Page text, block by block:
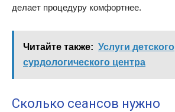
делает процедуру комфортнее.
Читайте также: Услуги детского
сурдологического центра
Сколько сеансов нужно